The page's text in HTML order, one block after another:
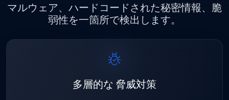
マルウェア、ハードコードされた秘密情報、脆
弱性を一箇所で検出します。
多層的な 脅威対策